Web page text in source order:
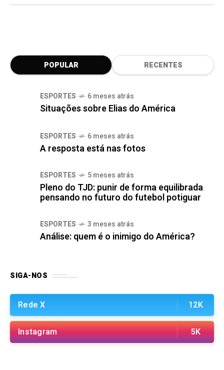
POPULAR RECENTES
ESPORTES 6 meses atrás
Situações sobre Elias do América
ESPORTES 6 meses atrás
A resposta está nas fotos
ESPORTES 5 meses atrás
Pleno do TJD: punir de forma equilibrada
pensando no futuro do futebol potiguar
ESPORTES 3 meses atrás
Análise: quem é o inimigo do América?
SIGA-NOS
Rede X 12K
Instagram 5K